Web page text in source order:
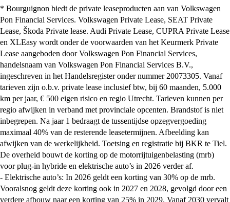
* Bourguignon biedt de private leaseproducten aan van Volkswagen
Pon Financial Services. Volkswagen Private Lease, SEAT Private
Lease, Škoda Private lease. Audi Private Lease, CUPRA Private Lease
en XLEasy wordt onder de voorwaarden van het Keurmerk Private
Lease aangeboden door Volkswagen Pon Financial Services,
handelsnaam van Volkswagen Pon Financial Services B.V.,
ingeschreven in het Handelsregister onder nummer 20073305. Vanaf
tarieven zijn o.b.v. private lease inclusief btw, bij 60 maanden, 5.000
km per jaar, € 500 eigen risico en regio Utrecht. Tarieven kunnen per
regio afwijken in verband met provinciale opcenten. Brandstof is niet
inbegrepen. Na jaar 1 bedraagt de tussentijdse opzegvergoeding
maximaal 40% van de resterende leasetermijnen. Afbeelding kan
afwijken van de werkelijkheid. Toetsing en registratie bij BKR te Tiel.
De overheid bouwt de korting op de motorrijtuigenbelasting (mrb)
voor plug-in hybride en elektrische auto’s in 2026 verder af.
- Elektrische auto’s: In 2026 geldt een korting van 30% op de mrb.
Vooralsnog geldt deze korting ook in 2027 en 2028, gevolgd door een
verdere afbouw naar een korting van 25% in 2029. Vanaf 2030 vervalt